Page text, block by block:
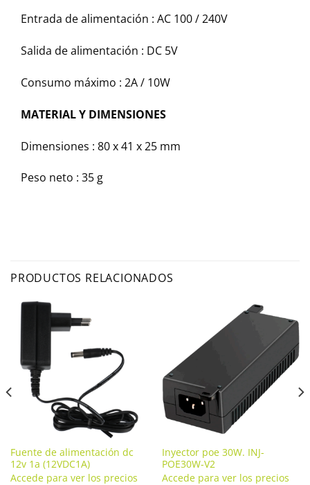
Entrada de alimentación : AC 100 / 240V
Salida de alimentación : DC 5V
Consumo máximo : 2A / 10W
MATERIAL Y DIMENSIONES
Dimensiones : 80 x 41 x 25 mm
Peso neto : 35 g
PRODUCTOS RELACIONADOS
Fuente de alimentación dc
12v 1a (12VDC1A)
Accede para ver los precios
Inyector poe 30W. INJ-
POE30W-V2
Accede para ver los precios